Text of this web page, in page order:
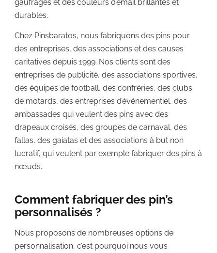
gaufrages et des couleurs d’émail brillantes et
durables.
Chez Pinsbaratos, nous fabriquons des pins pour
des entreprises, des associations et des causes
caritatives depuis 1999. Nos clients sont des
entreprises de publicité, des associations sportives,
des équipes de football, des confréries, des clubs
de motards, des entreprises d’événementiel, des
ambassades qui veulent des pins avec des
drapeaux croisés, des groupes de carnaval, des
fallas, des gaiatas et des associations à but non
lucratif, qui veulent par exemple fabriquer des pins à
nœuds.
Comment fabriquer des pin’s
personnalisés ?
Nous proposons de nombreuses options de
personnalisation, c’est pourquoi nous vous